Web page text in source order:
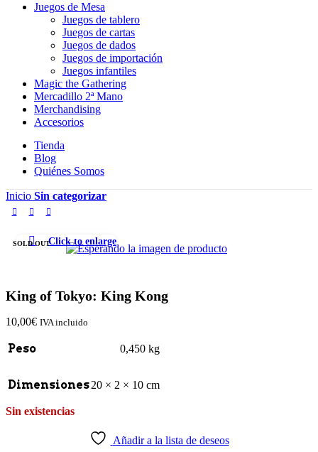
Juegos de Mesa
Juegos de tablero
Juegos de cartas
Juegos de dados
Juegos de importación
Juegos infantiles
Magic the Gathering
Mercadillo 2ª Mano
Merchandising
Accesorios
Tienda
Blog
Quiénes Somos
Inicio Sin categorizar
SOLD OUTClick to enlarge
King of Tokyo: King Kong
10,00€ IVA incluido
Peso 0,450 kg
Dimensiones20 × 2 × 10 cm
Sin existencias
Añadir a la lista de deseos